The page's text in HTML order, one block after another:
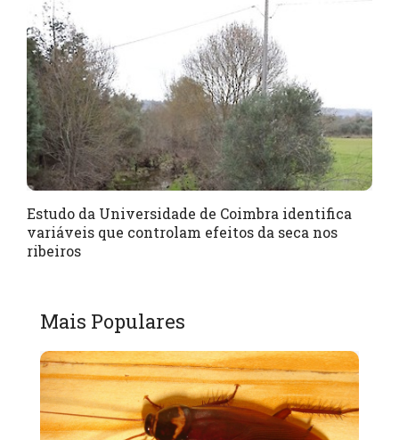
Estudo da Universidade de Coimbra identifica
variáveis que controlam efeitos da seca nos
ribeiros
Mais Populares